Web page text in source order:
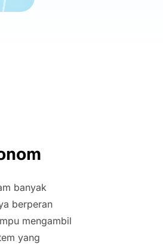
banyak
berperan
mengambil
yang